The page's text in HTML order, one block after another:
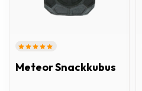
Meteor Snackkubus